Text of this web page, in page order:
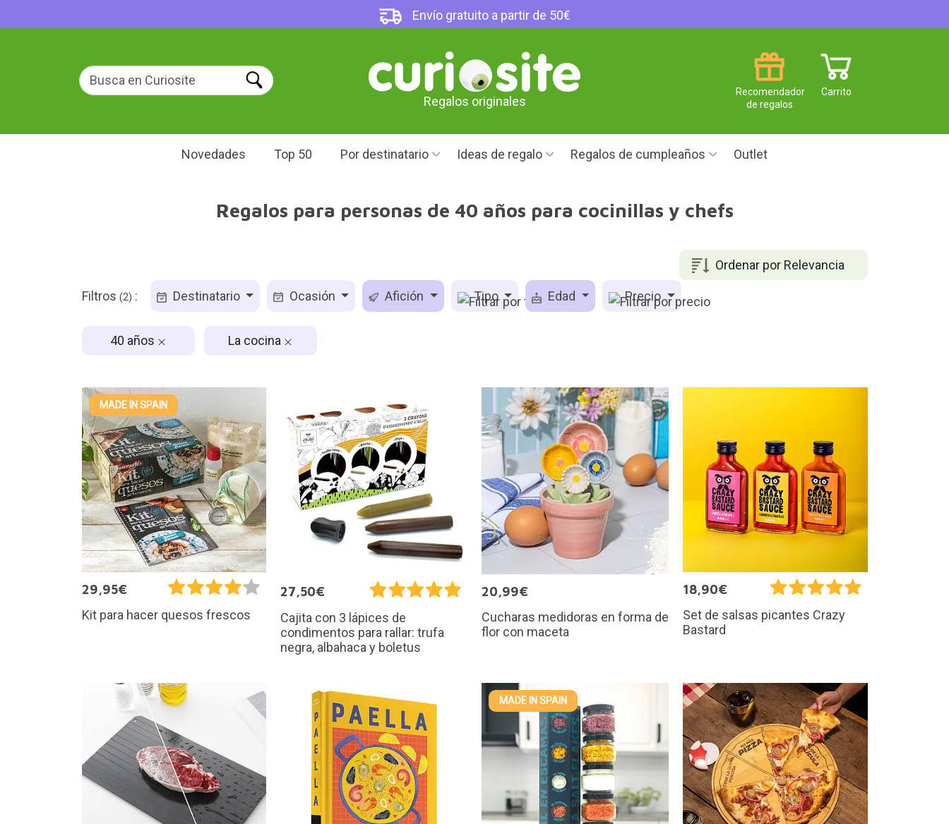
Envío gratuito a partir de 50€
Regalos originales
Carrito
Recomendador
de regalos
Novedades Top 50 Por destinatario Ideas de regalo Regalos de cumpleaños Outlet
Regalos para personas de 40 años para cocinillas y chefs
Ordenar por Relevancia
Filtros (2) : Destinatario Ocasión Afición Tipo Edad Precio
40 años La cocina
MADE IN SPAIN
29,95€
Kit para hacer quesos frescos
27,50€
Cajita con 3 lápices de
condimentos para rallar: trufa
negra, albahaca y boletus
20,99€
Cucharas medidoras en forma de
flor con maceta
18,90€
Set de salsas picantes Crazy
Bastard
MADE IN SPAIN